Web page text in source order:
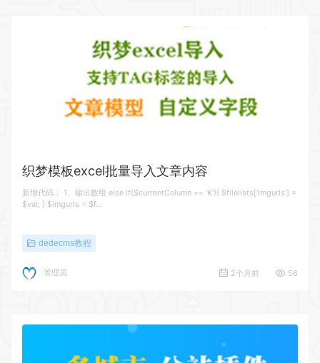
织梦模板excel批量导入文章内容
新增代码： 1、输出数组 else if($currentColumn == 'K'){ $filelists['imgurls'] =
$val; } $imgurls = $f…
dedecms教程
管理员 2个月前 56